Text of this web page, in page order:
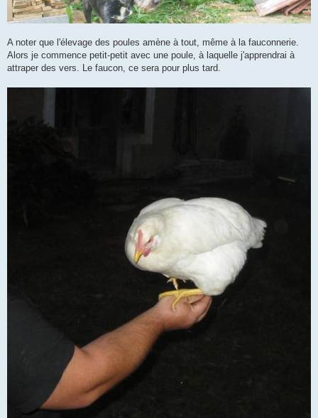
A noter que l'élevage des poules amène à tout, même à la fauconnerie.
Alors je commence petit-petit avec une poule, à laquelle j'apprendrai à
attraper des vers. Le faucon, ce sera pour plus tard.